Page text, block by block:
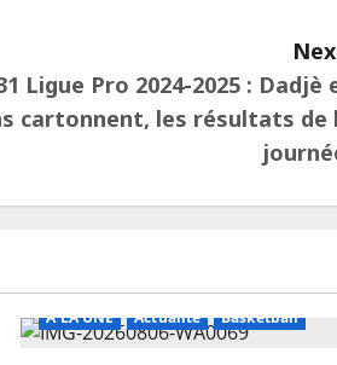
Ligue Pro 2024-2025 : Dadjè
cartonnent, les résultats de
A LA UNE Actualité Basketball